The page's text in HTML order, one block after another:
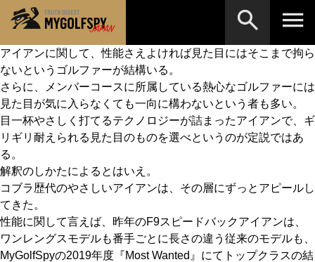
アイアンに関して、性能さえよければ見た目にはそこまで拘ら
ないというゴルファーが結構いる。
さらに、メンバーコースに所属している熱心なゴルファーには
見た目が気に入らなくても一向に構わないという者も多い。
目一杯やさしく打てるテクノロジーが詰まったアイアンで、ギ
リギリ耐えられる見た目のものを選べというのが定説ではあ
る。
解釈のしかたによるとはいえ。
コブラ歴代のやさしいアイアンは、その層にずっとアピールし
てきた。
性能に関して言えば、昨年のF9スピードバックアイアンは、
ワンレングスモデルも番手ごとに長さの違う従来のモデルも、
MyGolfSpyの2019年度『Most Wanted』にてトップクラスの結
MOST WANTED テストランキング
NEW RELEASES 新製品情報
HOW TO ゴルフ上達・実践テクニック
LAB
Golf News ゴルフニュース
REVIEWS 製品レビュー
DRIVERS ドライバー
※メーカー名やクラブ名など、検索したい事柄を入
検索